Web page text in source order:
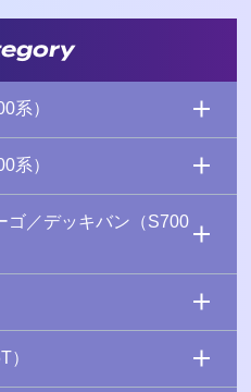
系）
系）
ゴ／デッキバン（S700
）